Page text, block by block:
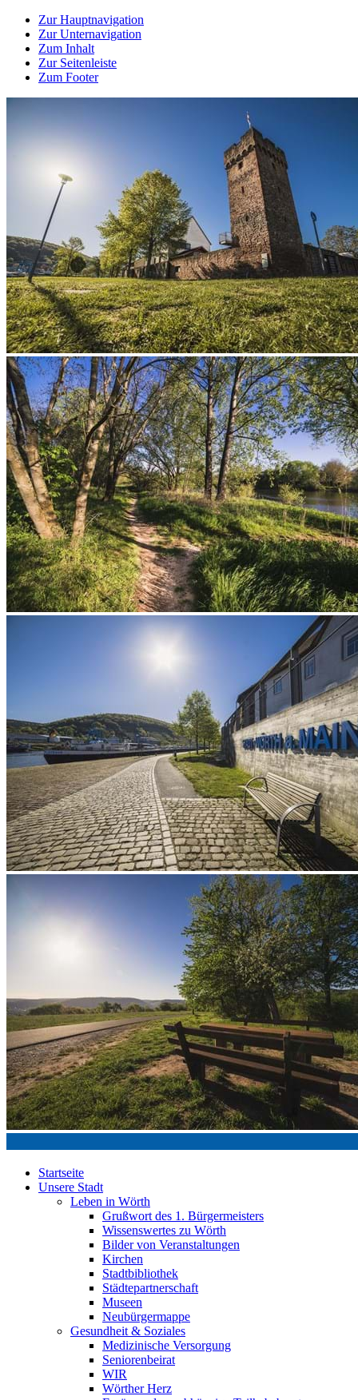
Zur Hauptnavigation
Zur Unternavigation
Zum Inhalt
Zur Seitenleiste
Zum Footer
Startseite
Unsere Stadt
Leben in Wörth
Grußwort des 1. Bürgermeisters
Wissenswertes zu Wörth
Bilder von Veranstaltungen
Kirchen
Stadtbibliothek
Städtepartnerschaft
Museen
Neubürgermappe
Gesundheit & Soziales
Medizinische Versorgung
Seniorenbeirat
WIR
Wörther Herz